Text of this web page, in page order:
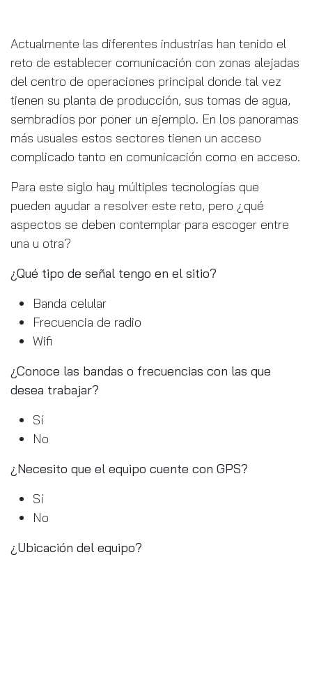
Actualmente las diferentes industrias han tenido el
reto de establecer comunicación con zonas alejadas
del centro de operaciones principal donde tal vez
tienen su planta de producción, sus tomas de agua,
sembradíos por poner un ejemplo. En los panoramas
más usuales estos sectores tienen un acceso
complicado tanto en comunicación como en acceso.
Para este siglo hay múltiples tecnologías que
pueden ayudar a resolver este reto, pero ¿qué
aspectos se deben contemplar para escoger entre
una u otra?
¿Qué tipo de señal tengo en el sitio?
Banda celular
Frecuencia de radio
Wifi
¿Conoce las bandas o frecuencias con las que
desea trabajar?
Sí
No
¿Necesito que el equipo cuente con GPS?
Sí
No
¿Ubicación del equipo?